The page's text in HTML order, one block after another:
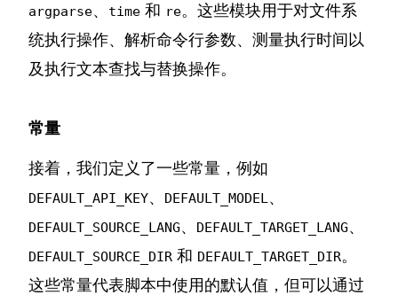
argparse、 time 和 re。这些模块用于对文件系
统执行操作、解析命令行参数、测量执行时间以
及执行文本查找与替换操作。
常量
接着，我们定义了一些常量，例如
DEFAULT_API_KEY、 DEFAULT_MODEL 、
DEFAULT_SOURCE_LANG、 DEFAULT_TARGET_LANG、
DEFAULT_SOURCE_DIR 和 DEFAULT_TARGET_DIR。
这些常量代表脚本中使用的默认值，但可以通过